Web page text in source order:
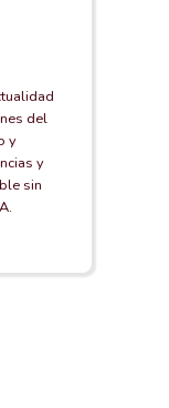
del
y
y
sin